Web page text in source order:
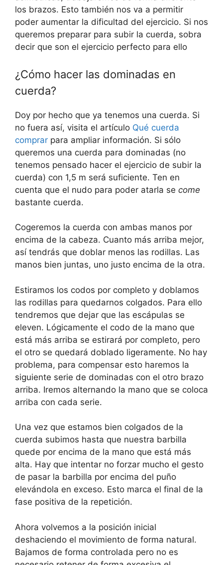
los brazos. Esto también nos va a permitir
poder aumentar la dificultad del ejercicio. Si nos
queremos preparar para subir la cuerda, sobra
decir que son el ejercicio perfecto para ello
¿Cómo hacer las dominadas en
cuerda?
Doy por hecho que ya tenemos una cuerda. Si
no fuera así, visita el artículo Qué cuerda
comprar para ampliar información. Si sólo
queremos una cuerda para dominadas (no
tenemos pensado hacer el ejercicio de subir la
cuerda) con 1,5 m será suficiente. Ten en
cuenta que el nudo para poder atarla se come
bastante cuerda.
Cogeremos la cuerda con ambas manos por
encima de la cabeza. Cuanto más arriba mejor,
así tendrás que doblar menos las rodillas. Las
manos bien juntas, uno justo encima de la otra.
Estiramos los codos por completo y doblamos
las rodillas para quedarnos colgados. Para ello
tendremos que dejar que las escápulas se
eleven. Lógicamente el codo de la mano que
está más arriba se estirará por completo, pero
el otro se quedará doblado ligeramente. No hay
problema, para compensar esto haremos la
siguiente serie de dominadas con el otro brazo
arriba. Iremos alternando la mano que se coloca
arriba con cada serie.
Una vez que estamos bien colgados de la
cuerda subimos hasta que nuestra barbilla
quede por encima de la mano que está más
alta. Hay que intentar no forzar mucho el gesto
de pasar la barbilla por encima del puño
elevándola en exceso. Esto marca el final de la
fase positiva de la repetición.
Ahora volvemos a la posición inicial
deshaciendo el movimiento de forma natural.
Bajamos de forma controlada pero no es